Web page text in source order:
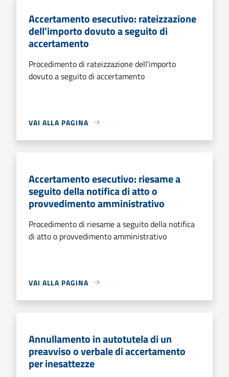
Accertamento esecutivo: rateizzazione
dell'importo dovuto a seguito di
accertamento
Procedimento di rateizzazione dell'importo
dovuto a seguito di accertamento
VAI ALLA PAGINA
Accertamento esecutivo: riesame a
seguito della notifica di atto o
provvedimento amministrativo
Procedimento di riesame a seguito della notifica
di atto o provvedimento amministrativo
VAI ALLA PAGINA
Annullamento in autotutela di un
preavviso o verbale di accertamento
per inesattezze